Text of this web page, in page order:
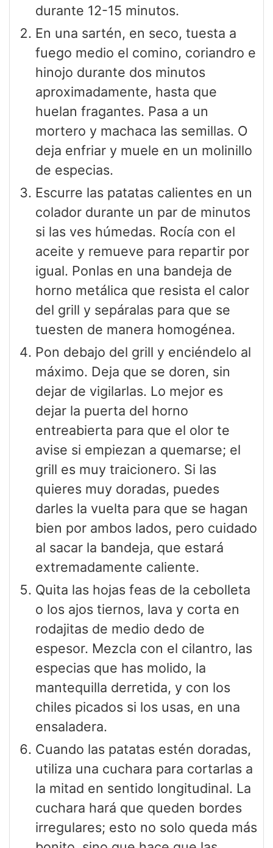
durante 12-15 minutos.
En una sartén, en seco, tuesta a
fuego medio el comino, coriandro e
hinojo durante dos minutos
aproximadamente, hasta que
huelan fragantes. Pasa a un
mortero y machaca las semillas. O
deja enfriar y muele en un molinillo
de especias.
Escurre las patatas calientes en un
colador durante un par de minutos
si las ves húmedas. Rocía con el
aceite y remueve para repartir por
igual. Ponlas en una bandeja de
horno metálica que resista el calor
del grill y sepáralas para que se
tuesten de manera homogénea.
Pon debajo del grill y enciéndelo al
máximo. Deja que se doren, sin
dejar de vigilarlas. Lo mejor es
dejar la puerta del horno
entreabierta para que el olor te
avise si empiezan a quemarse; el
grill es muy traicionero. Si las
quieres muy doradas, puedes
darles la vuelta para que se hagan
bien por ambos lados, pero cuidado
al sacar la bandeja, que estará
extremadamente caliente.
Quita las hojas feas de la cebolleta
o los ajos tiernos, lava y corta en
rodajitas de medio dedo de
espesor. Mezcla con el cilantro, las
especias que has molido, la
mantequilla derretida, y con los
chiles picados si los usas, en una
ensaladera.
Cuando las patatas estén doradas,
utiliza una cuchara para cortarlas a
la mitad en sentido longitudinal. La
cuchara hará que queden bordes
irregulares; esto no solo queda más